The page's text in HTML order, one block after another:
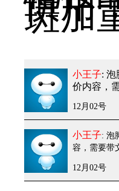
斑加
小王子: 泡
价内容，
12月02号
小王子: 泡
容，需要带
12月02号